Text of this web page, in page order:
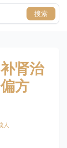
搜索
肾治
方
人